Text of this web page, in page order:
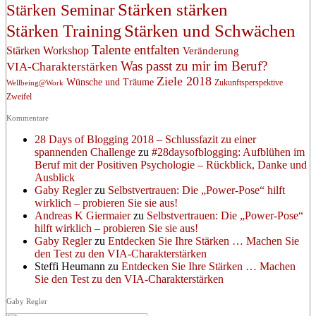
Stärken SeminarStärken stärken
Stärken Training Stärken und Schwächen
Stärken Workshop Talente entfalten Veränderung
VIA-Charakterstärken Was passt zu mir im Beruf?
Wellbeing@Work Wünsche und Träume Ziele 2018 Zukunftsperspektive
Zweifel
Kommentare
28 Days of Blogging 2018 – Schlussfazit zu einer
spannenden Challenge zu #28daysofblogging: Aufblühen im
Beruf mit der Positiven Psychologie – Rückblick, Danke und
Ausblick
Gaby Reglerzu Selbstvertrauen: Die „Power-Pose“ hilft
wirklich – probieren Sie sie aus!
Andreas K Giermaierzu Selbstvertrauen: Die „Power-Pose“
hilft wirklich – probieren Sie sie aus!
Gaby Reglerzu Entdecken Sie Ihre Stärken … Machen Sie
den Test zu den VIA-Charakterstärken
Steffi Heumann zu Entdecken Sie Ihre Stärken … Machen
Sie den Test zu den VIA-Charakterstärken
Gaby Regler